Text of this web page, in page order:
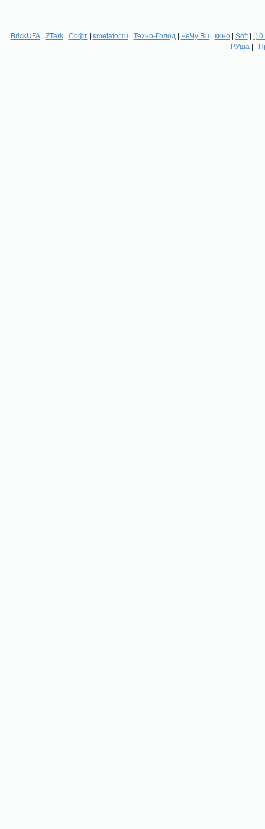
BrickUFA| ZTark| Софт| smetafor.ru | Техно-Голод | ЧеЧу.Ru | кино| Soft| :(
РУша | |